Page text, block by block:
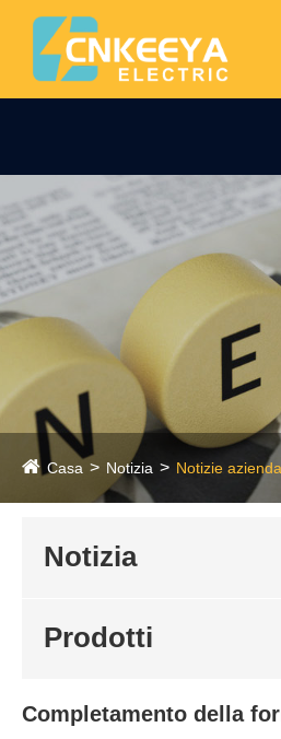
Casa Notizia Notizie
Notizia
Prodotti
Completamento della